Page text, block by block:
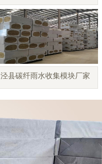
泾县碳纤雨水收集模块厂家